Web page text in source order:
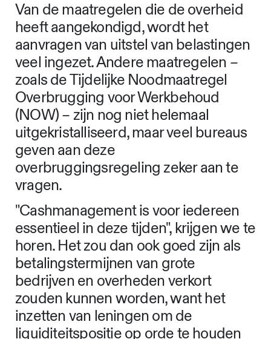
Van de maatregelen die de overheid
heeft aangekondigd, wordt het
aanvragen van uitstel van belastingen
veel ingezet. Andere maatregelen –
zoals de Tijdelijke Noodmaatregel
Overbrugging voor Werkbehoud
(NOW) – zijn nog niet helemaal
uitgekristalliseerd, maar veel bureaus
geven aan deze
overbruggingsregeling zeker aan te
vragen.
"Cashmanagement is voor iedereen
essentieel in deze tijden", krijgen we te
horen. Het zou dan ook goed zijn als
betalingstermijnen van grote
bedrijven en overheden verkort
zouden kunnen worden, want het
inzetten van leningen om de
liquiditeitspositie op orde te houden